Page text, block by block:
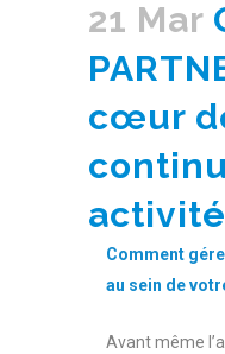
21 Mar
cœur
activité
Comment
au sein de
Avant même